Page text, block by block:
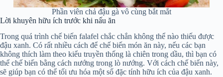
Phần viên chả đậu gà vô cùng bắt mắt
Lời khuyên hữu ích trước khi nấu ăn
Trong quá trình chế biến falafel chắc chắn không thể nào thiếu được
đậu xanh. Có rất nhiều cách để chế biến món ăn này, nếu các bạn
không thích làm theo kiểu truyền thống là chiên trong dầu, thì bạn có
thể chế biến bằng cách nướng trong lò nướng. Với cách chế biến này,
sẽ giúp bạn có thể tối ưu hóa một số đặc tính hữu ích của đậu xanh.